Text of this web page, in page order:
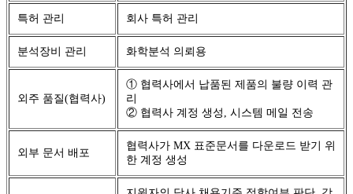
특허 관리 회사 특허 관리
분석장비 관리 화학분석 의뢰용
외주 품질(협력사)
① 협력사에서 납품된 제품의 불량 이력 관
리
② 협력사 계정 생성, 시스템 메일 전송
외부 문서 배포
협력사가 MX 표준문서를 다운로드 받기 위
한 계정 생성